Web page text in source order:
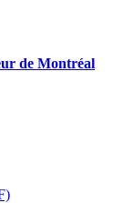
de Montréal